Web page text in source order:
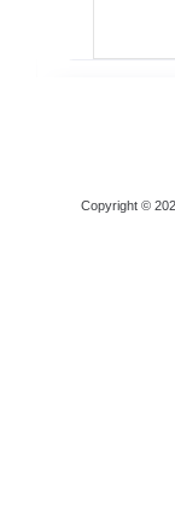
Copyright ©